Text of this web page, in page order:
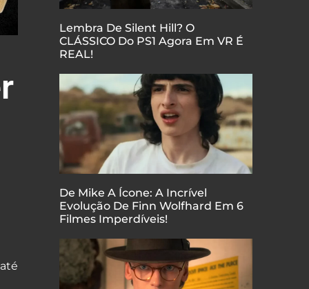
Lembra De Silent Hill? O
CLÁSSICO Do PS1 Agora Em VR É
REAL!
De Mike A Ícone: A Incrível
Evolução De Finn Wolfhard Em 6
Filmes Imperdíveis!